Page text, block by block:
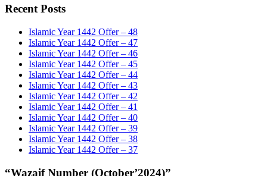
Recent Posts
Islamic Year 1442 Offer – 48
Islamic Year 1442 Offer – 47
Islamic Year 1442 Offer – 46
Islamic Year 1442 Offer – 45
Islamic Year 1442 Offer – 44
Islamic Year 1442 Offer – 43
Islamic Year 1442 Offer – 42
Islamic Year 1442 Offer – 41
Islamic Year 1442 Offer – 40
Islamic Year 1442 Offer – 39
Islamic Year 1442 Offer – 38
Islamic Year 1442 Offer – 37
“Wazaif Number (October’2024)”